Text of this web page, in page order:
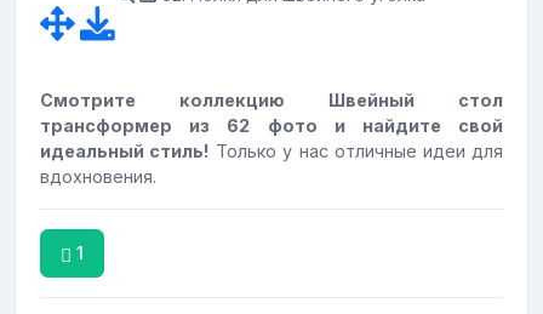
Смотрите коллекцию Швейный стол
трансформер из 62 фото и найдите свой
идеальный стиль! Только у нас отличные идеи для
вдохновения.
1